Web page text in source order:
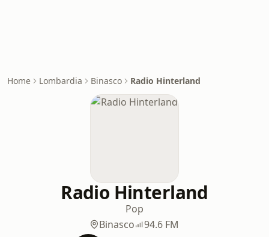
Home Lombardia Binasco Radio Hinterland
Radio Hinterland
Pop
Binasco
94.6 FM